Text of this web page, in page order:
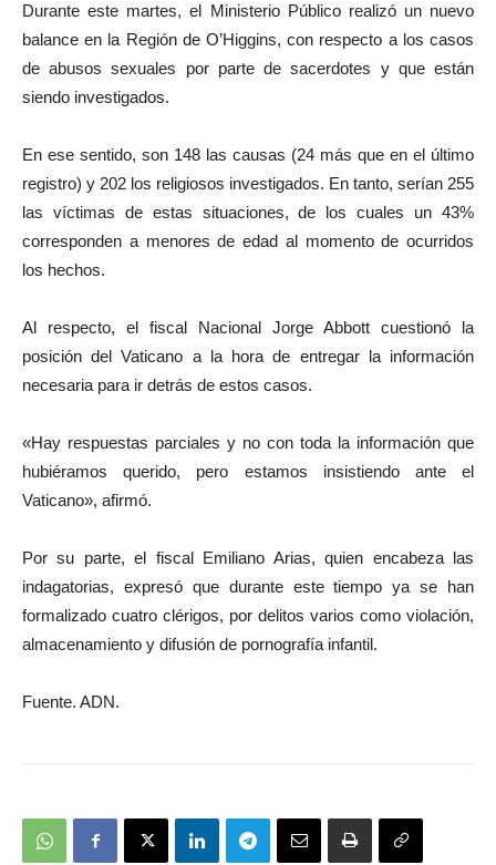
Durante este martes, el Ministerio Público realizó un nuevo
balance en la Región de O’Higgins, con respecto a los casos
de abusos sexuales por parte de sacerdotes y que están
siendo investigados.
En ese sentido, son 148 las causas (24 más que en el último
registro) y 202 los religiosos investigados. En tanto, serían 255
las víctimas de estas situaciones, de los cuales un 43%
corresponden a menores de edad al momento de ocurridos
los hechos.
Al respecto, el fiscal Nacional Jorge Abbott cuestionó la
posición del Vaticano a la hora de entregar la información
necesaria para ir detrás de estos casos.
«Hay respuestas parciales y no con toda la información que
hubiéramos querido, pero estamos insistiendo ante el
Vaticano», afirmó.
Por su parte, el fiscal Emiliano Arias, quien encabeza las
indagatorias, expresó que durante este tiempo ya se han
formalizado cuatro clérigos, por delitos varios como violación,
almacenamiento y difusión de pornografía infantil.
Fuente. ADN.